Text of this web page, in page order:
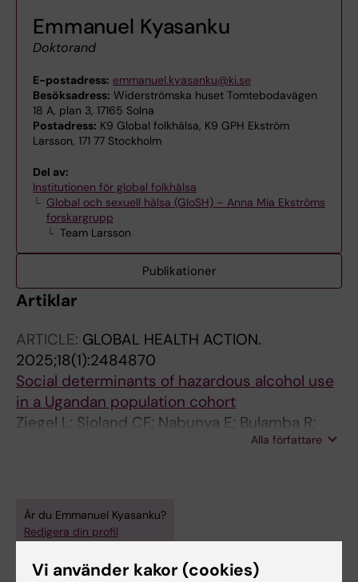
Emmanuel Kyasanku
Doktorand
E-postadress: emmanuel.kyasanku@ki.se
Besöksadress: Widerströmska huset Tomtebodavägen
18 A, plan 3, 17165 Solna
Postadress: K9 Global folkhälsa, K9 GPH Ekström
Larsson, 171 77 Stockholm
Del av:
Institutionen för global folkhälsa
Global och sexuell hälsa (GloSH) – Anna Mia Ekströms
forskargrupp
Team Larsson
Publikationer
Artiklar
ARTICLE: GLOBAL HEALTH ACTION.
2025;18(1):2484870
Social determinants of hazardous alcohol use
in a Ugandan population cohort
Ziegel L; Sjoland CF; Nabunya E; Bulamba R;
Kyasanku E; Mugamba S; Kigozi G; Daama A;
Alla författare
Är du Emmanuel Kyasanku?
Redigera din profil
Vi använder kakor (cookies)